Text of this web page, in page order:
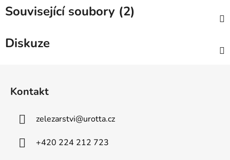
Související soubory (2)
Diskuze
Kontakt
zelezarstvi@urotta.cz
+420 224 212 723